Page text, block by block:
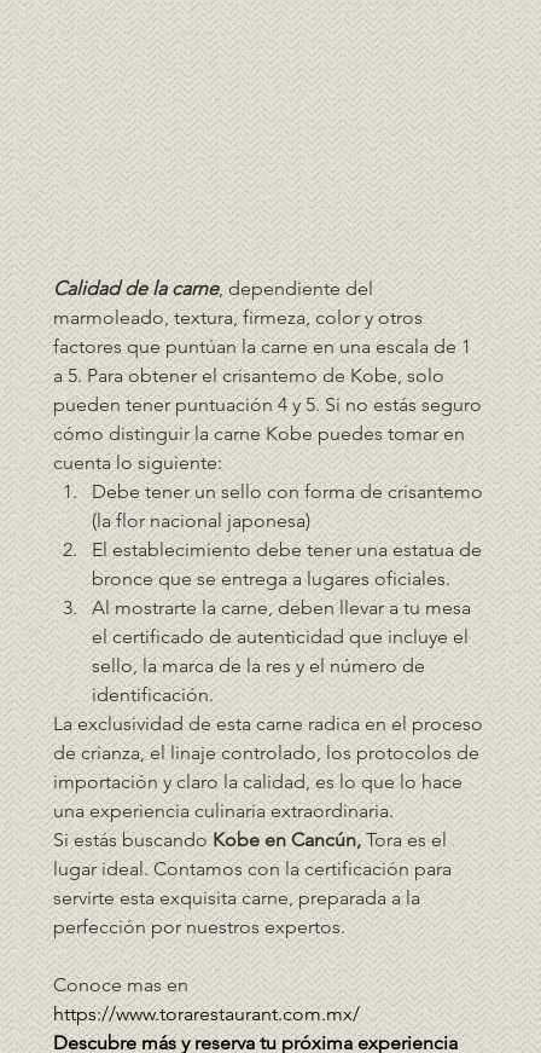
Calidad de la carne, dependiente del
marmoleado, textura, firmeza, color y otros
factores que puntúan la carne en una escala de 1
a 5. Para obtener el crisantemo de Kobe, solo
pueden tener puntuación 4 y 5. Si no estás seguro
cómo distinguir la carne Kobe puedes tomar en
cuenta lo siguiente:
Debe tener un sello con forma de crisantemo
(la flor nacional japonesa)
El establecimiento debe tener una estatua de
bronce que se entrega a lugares oficiales.
Al mostrarte la carne, deben llevar a tu mesa
el certificado de autenticidad que incluye el
sello, la marca de la res y el número de
identificación.
La exclusividad de esta carne radica en el proceso
de crianza, el linaje controlado, los protocolos de
importación y claro la calidad, es lo que lo hace
una experiencia culinaria extraordinaria.
Si estás buscando Kobe en Cancún, Tora es el
lugar ideal. Contamos con la certificación para
servirte esta exquisita carne, preparada a la
perfección por nuestros expertos.
Conoce mas en
https://www.torarestaurant.com.mx/
Descubre más y reserva tu próxima experiencia